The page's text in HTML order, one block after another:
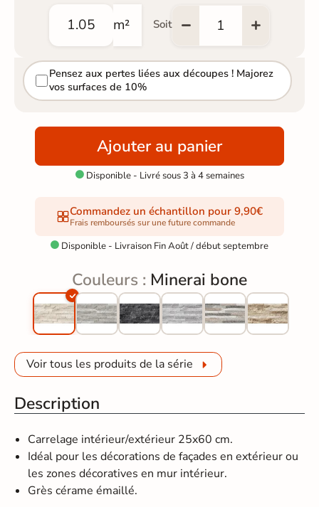
m² Soit
Pensez aux pertes liées aux découpes ! Majorez
vos surfaces de 10%
Ajouter au panier
Disponible - Livré sous 3 à 4 semaines
Commandez un échantillon pour 9,90€
Frais remboursés sur une future commande
 Disponible - Livraison Fin Août / début septembre
Couleurs : Minerai bone
Voir tous les produits de la série
Description
Carrelage intérieur/extérieur 25x60 cm.
Idéal pour les décorations de façades en extérieur ou
les zones décoratives en mur intérieur.
Grès cérame émaillé.